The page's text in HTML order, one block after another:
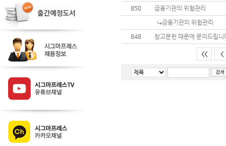
850
금융기관의 위험관리
금융기관의 위험관리
848
참고문헌 때문에 문의드립니
<< <